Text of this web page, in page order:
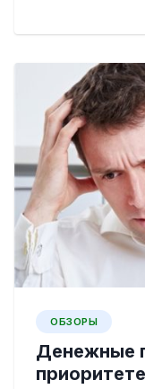
ОБЗОРЫ
Денежные
приоритете